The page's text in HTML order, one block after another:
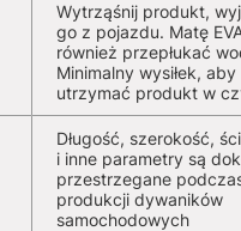
Wytrząśnij produkt,
go z pojazdu. Matę
również przepłukać
Minimalny wysiłek, aby
utrzymać produkt w
Długość, szerokość,
i inne parametry są
przestrzegane
produkcji dywaników
samochodowych